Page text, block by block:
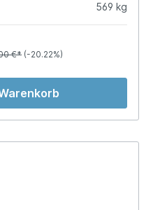
569 kg
€* (-20.22%)